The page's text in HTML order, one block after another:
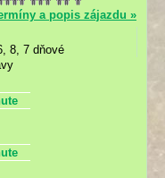
a popis zájazdu »
8, 7 dňové